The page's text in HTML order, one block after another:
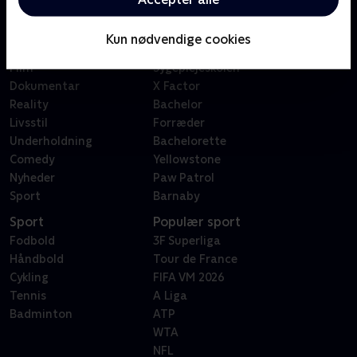
Kun nødvendige cookies
Kategorier
Film
Dokumentar
Reality
Livsstil
Underholdning
Comedy
Nyheder
Sport
Badehotellet
Sygeplejeskolen
X Factor
Bachelor
Forræder
Bachelorette
Yellowstone
Paw Patrol
Barnaby
Sport
Fodbold
Håndbold
Cykling
Tennis
Badminton
Populær sport
3F Superliga
Tour de France
FIFA VM 2026
A Liga
ATP
WTA
NFL